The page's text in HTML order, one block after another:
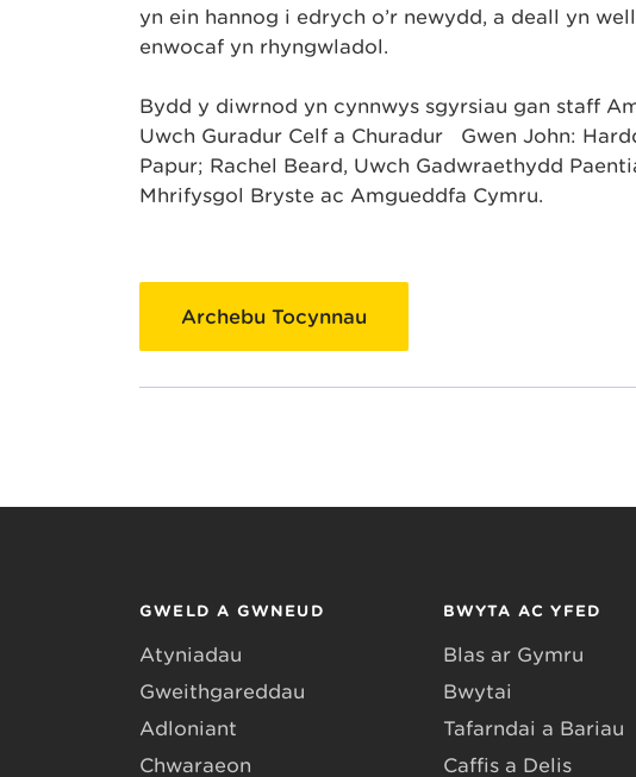
yn ein hannog i edrych o’r newydd, a deall yn
enwocaf yn rhyngwladol.
Bydd y diwrnod yn cynnwys sgyrsiau gan staff
Uwch Guradur Celf a Churadur ⁠ ⁠ Gwen John:
Papur; Rachel Beard, Uwch Gadwraethydd
Mhrifysgol Bryste ac Amgueddfa Cymru.
Archebu Tocynnau
GWELD A GWNEUD
Atyniadau
Gweithgareddau
Adloniant
Chwaraeon
BWYTA AC YFED
Blas ar Gymru
Bwytai
Tafarndai a Bariau
Caffis a Delis